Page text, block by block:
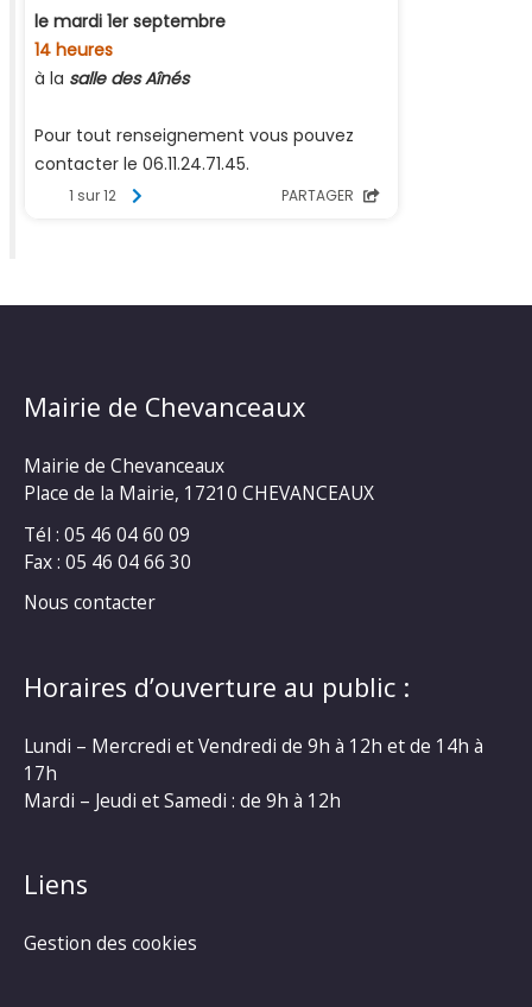
Mairie de Chevanceaux
Mairie de Chevanceaux
Place de la Mairie, 17210 CHEVANCEAUX
Tél : 05 46 04 60 09
Fax : 05 46 04 66 30
Nous contacter
Horaires d’ouverture au public :
Lundi – Mercredi et Vendredi de 9h à 12h et de 14h à
17h
Mardi – Jeudi et Samedi : de 9h à 12h
Liens
Gestion des cookies